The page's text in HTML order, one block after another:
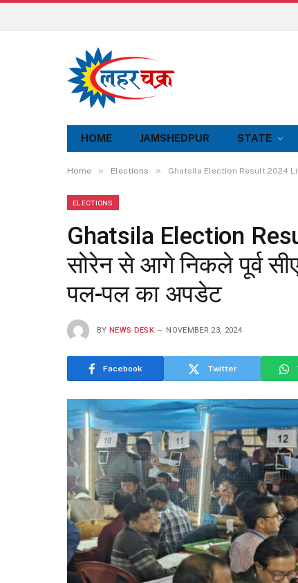
HOME JAMSHEDPUR STATE
Home » Elections » Ghatsila Election Result 2024 Live:
ELECTIONS
Ghatsila Election
सोरेन से आगे निकले पूर्व
पल-पल का अपडेट
BY NEWS DESK NOVEMBER 23, 2024
Facebook Twitter